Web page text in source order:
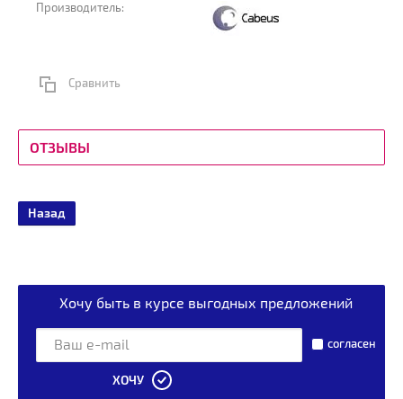
Производитель:
Сравнить
ОТЗЫВЫ
Назад
Хочу быть в курсе выгодных предложений
согласен
ХОЧУ